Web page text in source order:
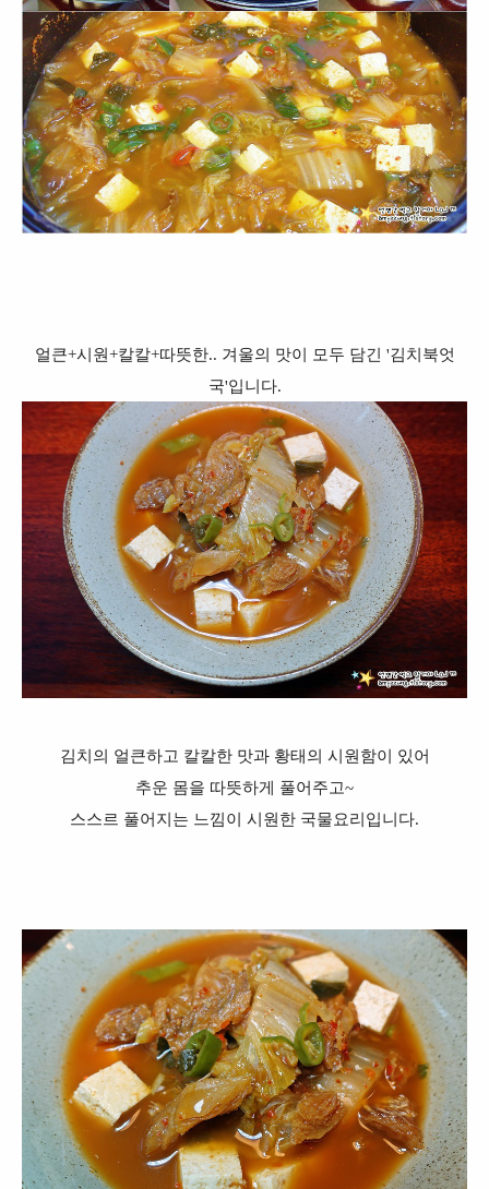
얼큰+시원+칼칼+따뜻한.. 겨울의 맛이 모두 담긴 '김치북엇
국'입니다.
김치의 얼큰하고 칼칼한 맛과 황태의 시원함이 있어
추운 몸을 따뜻하게 풀어주고~
스스르 풀어지는 느낌이 시원한 국물요리입니다.